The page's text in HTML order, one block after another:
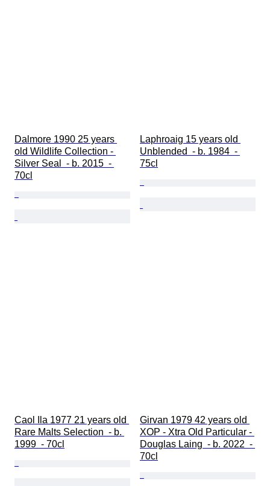
Dalmore 1990 25 years
old Wildlife Collection -
Silver Seal  - b. 2015  -
70cl
Laphroaig 15 years old
Unblended  - b. 1984  -
75cl
Caol Ila 1977 21 years old
Rare Malts Selection  - b.
1999  - 70cl
Girvan 1979 42 years old
XOP - Xtra Old Particular -
Douglas Laing  - b. 2022  -
70cl